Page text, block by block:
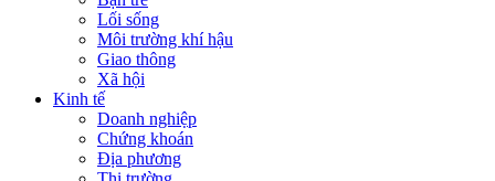
Lối sống
Môi trường khí hậu
Giao thông
Xã hội
Kinh tế
Doanh nghiệp
Chứng khoán
Địa phương